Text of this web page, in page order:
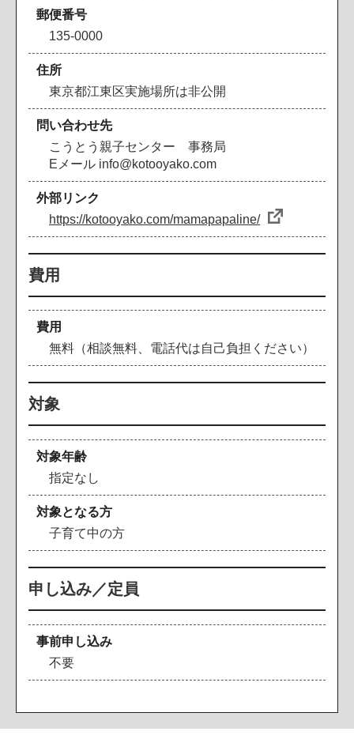
郵便番号
135-0000
住所
東京都江東区実施場所は非公開
問い合わせ先
こうとう親子センター 事務局
Eメール info@kotooyako.com
外部リンク
https://kotooyako.com/mamapapaline/
費用
費用
無料（相談無料、電話代は自己負担ください）
対象
対象年齢
指定なし
対象となる方
子育て中の方
申し込み／定員
事前申し込み
不要